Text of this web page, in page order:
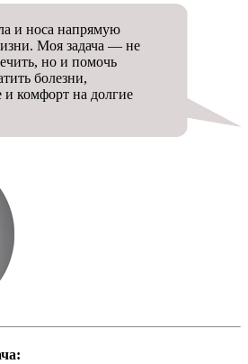
и носа напрямую
Моя задача — не
но и помочь
болезни,
и комфорт на долгие